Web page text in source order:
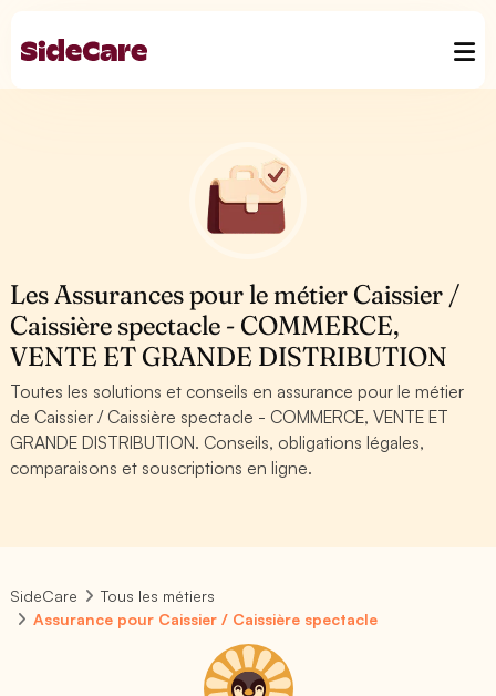
Les Assurances pour le métier Caissier /
Caissière spectacle - COMMERCE,
VENTE ET GRANDE DISTRIBUTION
Toutes les solutions et conseils en assurance pour le métier
de Caissier / Caissière spectacle - COMMERCE, VENTE ET
GRANDE DISTRIBUTION. Conseils, obligations légales,
comparaisons et souscriptions en ligne.
SideCare
Tous les métiers
Assurance pour Caissier / Caissière spectacle